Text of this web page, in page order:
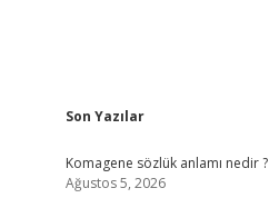
Sidebar
Son Yazılar
Komagene sözlük anlamı nedir ?
Ağustos 5, 2026